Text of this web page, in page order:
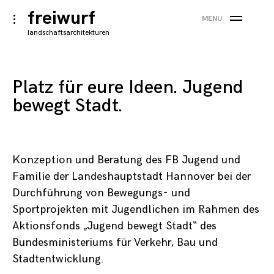
Skip
to
freiwurf
landschaftsarchitekturen
toggle
open/close
MENU
Platz für eure Ideen. Jugend
bewegt Stadt.
Konzeption und Beratung des FB Jugend und
Familie der Landeshauptstadt Hannover bei der
Durchführung von Bewegungs- und
Sportprojekten mit Jugendlichen im Rahmen des
Aktionsfonds „Jugend bewegt Stadt“ des
Bundesministeriums für Verkehr, Bau und
Stadtentwicklung.